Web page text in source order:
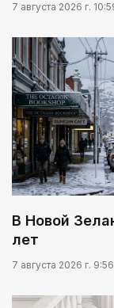
7 августа 2026 г.
В Новой
лет
7 августа 2026 г. 9:56